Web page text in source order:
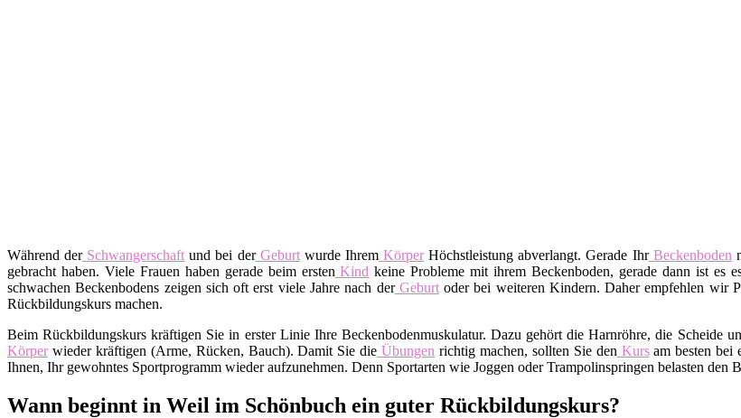
Während derSchwangerschaft und bei derGeburtwurde IhremKörperHöchstleistung abverlangt. Gerade IhrBeckenboden
gebracht haben. Viele Frauen haben gerade beim ersten Kind keine Probleme mit ihrem Beckenboden, gerade dann ist es
schwachen Beckenbodens zeigen sich oft erst viele Jahre nach derGeburtoder bei weiteren Kindern. Daher empfehlen wir
Rückbildungskurs machen.
Beim Rückbildungskurs kräftigen Sie in erster Linie Ihre Beckenbodenmuskulatur. Dazu gehört die Harnröhre, die Scheide
Körperwieder kräftigen (Arme, Rücken, Bauch). Damit Sie die Übungen richtig machen, sollten Sie den Kursam besten bei
Ihnen, Ihr gewohntes Sportprogramm wieder aufzunehmen. Denn Sportarten wie Joggen oder Trampolinspringen belasten
Wann beginnt in Weil im Schönbuch ein guter Rückbildungskurs?